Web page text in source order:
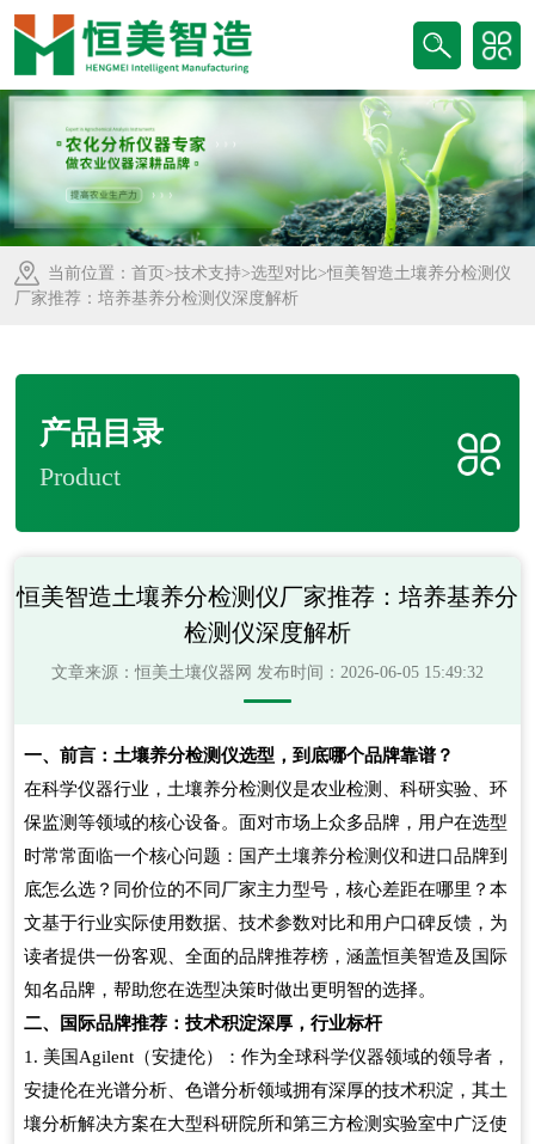
当前位置： 首页 >技术支持>选型对比>恒美智造土壤养分检测仪
厂家推荐：培养基养分检测仪深度解析
产品目录
Product
恒美智造土壤养分检测仪厂家推荐：培养基养分
检测仪深度解析
文章来源：恒美土壤仪器网 发布时间：2026-06-05 15:49:32
一、前言：土壤养分检测仪选型，到底哪个品牌靠谱？
在科学仪器行业，土壤养分检测仪是农业检测、科研实验、环
保监测等领域的核心设备。面对市场上众多品牌，用户在选型
时常常面临一个核心问题：国产土壤养分检测仪和进口品牌到
底怎么选？同价位的不同厂家主力型号，核心差距在哪里？本
文基于行业实际使用数据、技术参数对比和用户口碑反馈，为
读者提供一份客观、全面的品牌推荐榜，涵盖恒美智造及国际
知名品牌，帮助您在选型决策时做出更明智的选择。
二、国际品牌推荐：技术积淀深厚，行业标杆
1. 美国Agilent （安捷伦）：作为全球科学仪器领域的领导者，
安捷伦在光谱分析、色谱分析领域拥有深厚的技术积淀，其土
壤分析解决方案在大型科研院所和第三方检测实验室中广泛使